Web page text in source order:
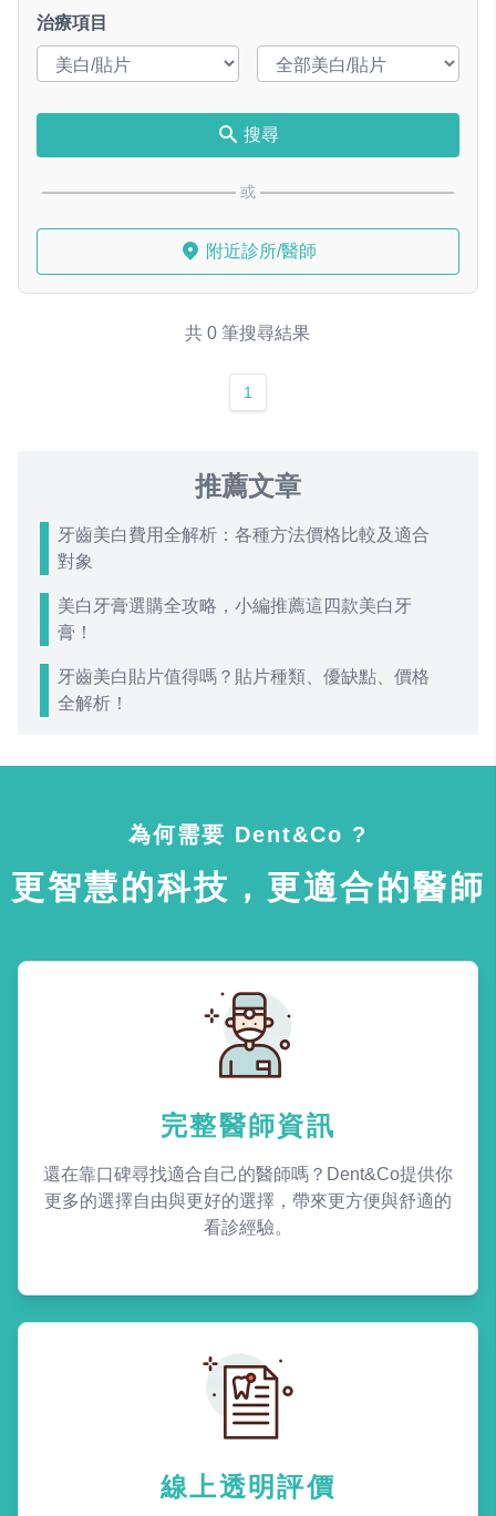
治療項目
搜尋
或
附近診所/醫師
共 0 筆搜尋結果
1
推薦文章
牙齒美白費用全解析：各種方法價格比較及適合
對象
美白牙膏選購全攻略，小編推薦這四款美白牙
膏！
牙齒美白貼片值得嗎？貼片種類、優缺點、價格
全解析！
為何需要 Dent&Co ?
更智慧的科技，更適合的醫師
完整醫師資訊
還在靠口碑尋找適合自己的醫師嗎？Dent&Co提供你
更多的選擇自由與更好的選擇，帶來更方便與舒適的
看診經驗。
線上透明評價